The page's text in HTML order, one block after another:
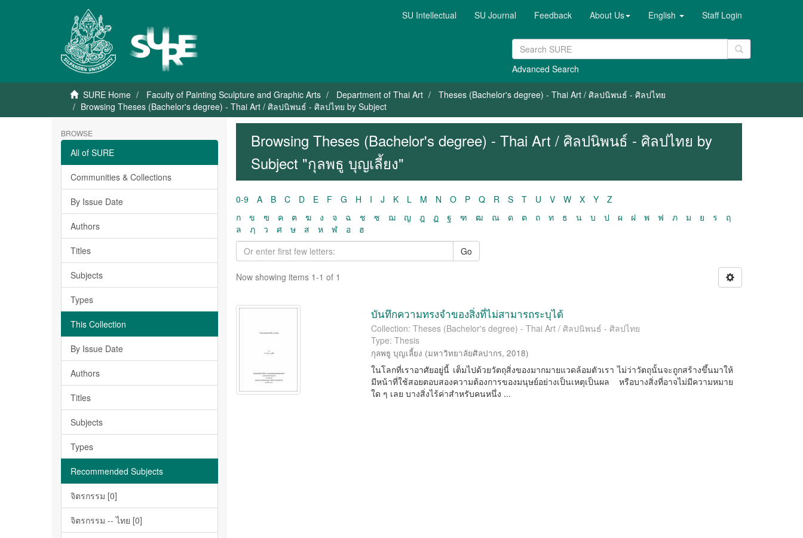
SU Intellectual SU Journal Feedback About Us English Staff Login
Advanced Search
SURE Home Faculty of Painting Sculpture and Graphic Arts Department of Thai Art
Theses (Bachelor's degree) - Thai Art / ศิลปนิพนธ์ - ศิลปไทย
Browsing Theses (Bachelor's degree) - Thai Art / ศิลปนิพนธ์ - ศิลปไทย by Subject
BROWSE
All of SURE
Communities & Collections
By Issue Date
Authors
Titles
Subjects
Types
This Collection
By Issue Date
Authors
Titles
Subjects
Types
Recommended Subjects
จิตรกรรม [0]
จิตรกรรม -- ไทย [0]
Browsing Theses (Bachelor's degree) - Thai Art / ศิลปนิพนธ์ - ศิลปไทย by
Subject "กุลพธู บุญเลี้ยง"
0-9 A B C D E F G H I J K L M N O P Q R S T U V W X Y
Z
ก
ข ฃ ค ฅ ฆ ง จ ฉ ช ซ ฌ ญ ฎ ฏ ฐ ฑ ฒ ณ ด ต ถ ท ธ น บ ป ผ ฝ พ ฟ ภ ม ย ร
ฤ
ล
ฦ ว ศ ษ ส ห ฬ อ
ฮ
Go
Now showing items 1-1 of 1
บันทึกความทรงจำของสิ่งที่ไม่สามารถระบุได้
Collection: Theses (Bachelor's degree) - Thai Art / ศิลปนิพนธ์ - ศิลปไทย
Type: Thesis
กุลพธู บุญเลี้ยง (มหาวิทยาลัยศิลปากร,2018)
ในโลกที่เราอาศัยอยู่นี้ เต็มไปด้วยวัตถุสิ่งของมากมายแวดล้อมตัวเรา ไม่ว่าวัตถุนั้นจะถูกสร้างขึ้นมาให้
มีหน้าที่ใช้สอยตอบสองความต้องการของมนุษย์อย่างเป็นเหตุเป็นผล หรือบางสิ่งที่อาจไม่มีความหมาย
ใด ๆ เลย บางสิ่งไร้ค่าสำหรับคนหนึ่ง ...